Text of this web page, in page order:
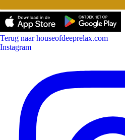
Terug naar houseofdeeprelax.com
Instagram